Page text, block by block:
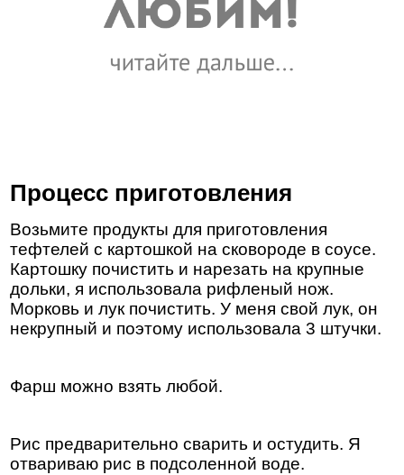
Процесс приготовления
Возьмите продукты для приготовления
тефтелей с картошкой на сковороде в соусе.
Картошку почистить и нарезать на крупные
дольки, я использовала рифленый нож.
Морковь и лук почистить. У меня свой лук, он
некрупный и поэтому использовала 3 штучки.
Фарш можно взять любой.
Рис предварительно сварить и остудить. Я
отвариваю рис в подсоленной воде.